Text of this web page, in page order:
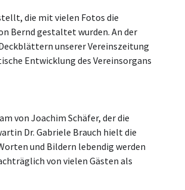
die mit vielen Fotos die
Bernd gestaltet wurden. An der
unserer Vereinszeitung
Entwicklung des Vereinsorgans
von Joachim Schäfer, der die
Dr. Gabriele Brauch hielt die
und Bildern lebendig werden
von vielen Gästen als